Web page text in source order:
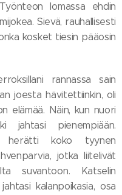
lomassa ehdin
Sievä, rauhallisesti
kosket tiesin pääosin
rannassa sain
joesta hävitettiinkin, oli
elämää. Näin, kun nuori
jahtasi pienempiään.
herätti koko tyynen
jotka liitelivät
suvantoon. Katselin
kalanpoikasia, osa